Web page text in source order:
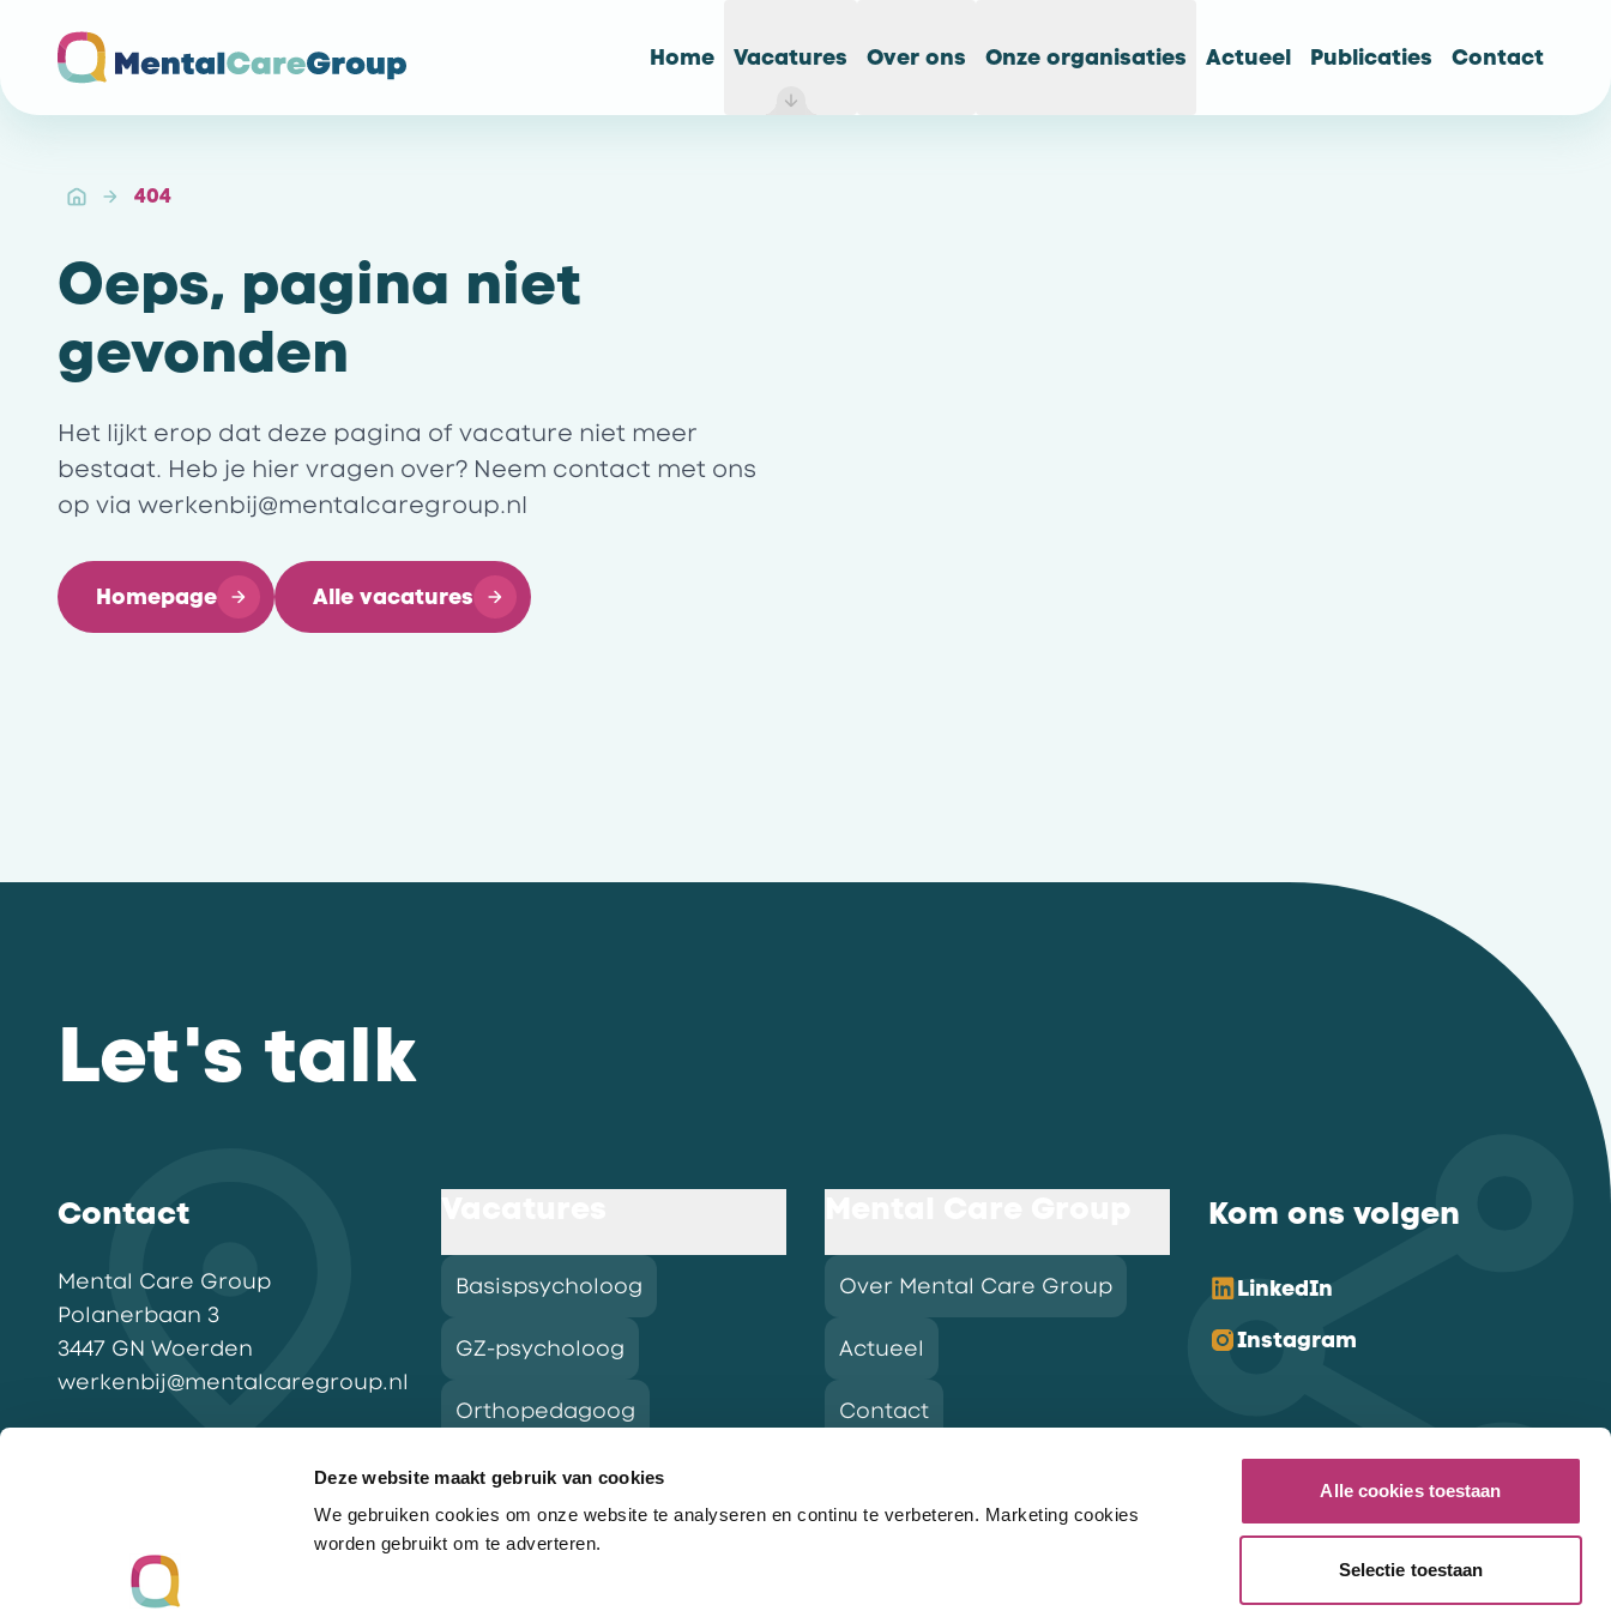
Deze website maakt gebruik van cookies
We gebruiken cookies om onze website te analyseren en continu te verbeteren. Marketing cookies
worden gebruikt om te adverteren.
Alle cookies toestaan
Selectie toestaan
Home Vacatures Over ons Onze organisaties Actueel Publicaties Contact
404
Oeps, pagina niet
gevonden
Het lijkt erop dat deze pagina of vacature niet meer
bestaat. Heb je hier vragen over? Neem contact met ons
op via werkenbij@mentalcaregroup.nl
Homepage Alle vacatures
Let's talk
Contact
Mental Care Group
Polanerbaan 3
3447 GN Woerden
werkenbij@mentalcaregroup.nl
Basispsycholoog
GZ-psycholoog
Orthopedagoog
Over Mental Care Group
Actueel
Contact
Kom ons volgen
LinkedIn
Instagram
Ga naar de homepagina
Vacatures